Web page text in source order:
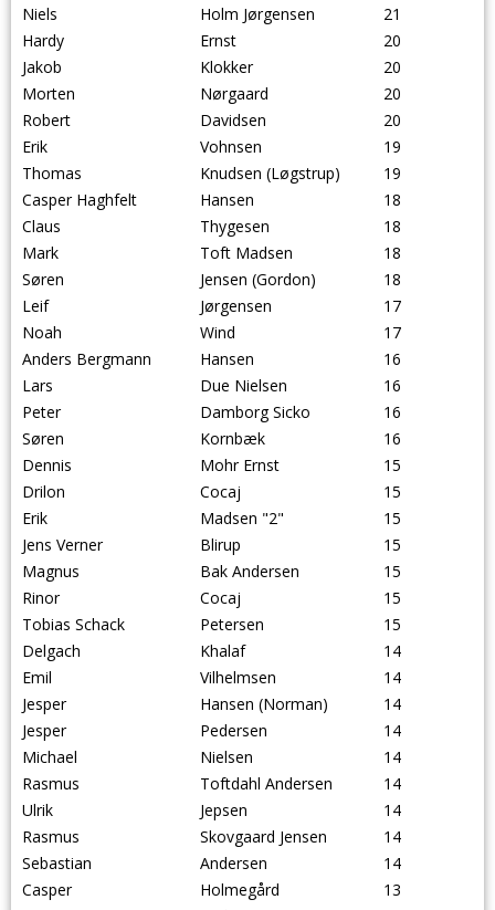
Niels
Holm Jørgensen
21
Hardy
Ernst
20
Jakob
Klokker
20
Morten
Nørgaard
20
Robert
Davidsen
20
Erik
Vohnsen
19
Thomas
Knudsen (Løgstrup)
19
Casper Haghfelt
Hansen
18
Claus
Thygesen
18
Mark
Toft Madsen
18
Søren
Jensen (Gordon)
18
Leif
Jørgensen
17
Noah
Wind
17
Anders Bergmann
Hansen
16
Lars
Due Nielsen
16
Peter
Damborg Sicko
16
Søren
Kornbæk
16
Dennis
Mohr Ernst
15
Drilon
Cocaj
15
Erik
Madsen "2"
15
Jens Verner
Blirup
15
Magnus
Bak Andersen
15
Rinor
Cocaj
15
Tobias Schack
Petersen
15
Delgach
Khalaf
14
Emil
Vilhelmsen
14
Jesper
Hansen (Norman)
14
Jesper
Pedersen
14
Michael
Nielsen
14
Rasmus
Toftdahl Andersen
14
Ulrik
Jepsen
14
Rasmus
Skovgaard Jensen
14
Sebastian
Andersen
14
Casper
Holmegård
13